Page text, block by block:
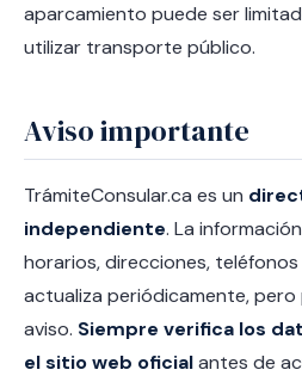
aparcamiento puede ser
utilizar transporte público.
Aviso importante
TrámiteConsular.ca es un
independiente. La
horarios, direcciones,
actualiza periódicamente, pero
aviso. Siempre verifica los
el sitio web oficialantes de